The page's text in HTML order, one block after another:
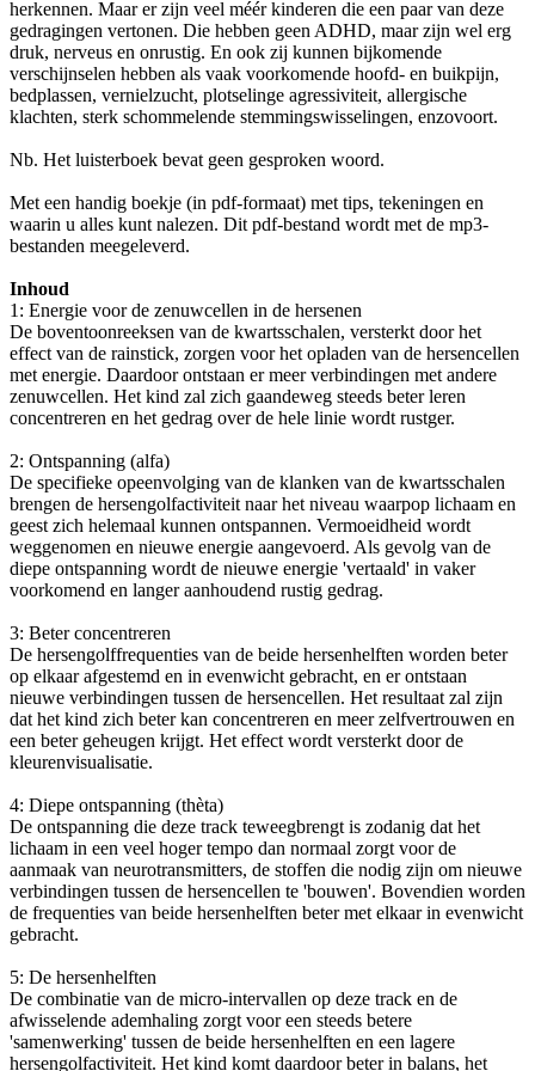
herkennen. Maar er zijn veel méér kinderen die een paar van deze
gedragingen vertonen. Die hebben geen ADHD, maar zijn wel erg
druk, nerveus en onrustig. En ook zij kunnen bijkomende
verschijnselen hebben als vaak voorkomende hoofd- en buikpijn,
bedplassen, vernielzucht, plotselinge agressiviteit, allergische
klachten, sterk schommelende stemmingswisselingen, enzovoort.
Nb. Het luisterboek bevat geen gesproken woord.
Met een handig boekje (in pdf-formaat) met tips, tekeningen en
waarin u alles kunt nalezen. Dit pdf-bestand wordt met de mp3-
bestanden meegeleverd.
Inhoud
1: Energie voor de zenuwcellen in de hersenen
De boventoonreeksen van de kwartsschalen, versterkt door het
effect van de rainstick, zorgen voor het opladen van de hersencellen
met energie. Daardoor ontstaan er meer verbindingen met andere
zenuwcellen. Het kind zal zich gaandeweg steeds beter leren
concentreren en het gedrag over de hele linie wordt rustger.
2: Ontspanning (alfa)
De specifieke opeenvolging van de klanken van de kwartsschalen
brengen de hersengolfactiviteit naar het niveau waarpop lichaam en
geest zich helemaal kunnen ontspannen. Vermoeidheid wordt
weggenomen en nieuwe energie aangevoerd. Als gevolg van de
diepe ontspanning wordt de nieuwe energie 'vertaald' in vaker
voorkomend en langer aanhoudend rustig gedrag.
3: Beter concentreren
De hersengolffrequenties van de beide hersenhelften worden beter
op elkaar afgestemd en in evenwicht gebracht, en er ontstaan
nieuwe verbindingen tussen de hersencellen. Het resultaat zal zijn
dat het kind zich beter kan concentreren en meer zelfvertrouwen en
een beter geheugen krijgt. Het effect wordt versterkt door de
kleurenvisualisatie.
4: Diepe ontspanning (thèta)
De ontspanning die deze track teweegbrengt is zodanig dat het
lichaam in een veel hoger tempo dan normaal zorgt voor de
aanmaak van neurotransmitters, de stoffen die nodig zijn om nieuwe
verbindingen tussen de hersencellen te 'bouwen'. Bovendien worden
de frequenties van beide hersenhelften beter met elkaar in evenwicht
gebracht.
5: De hersenhelften
De combinatie van de micro-intervallen op deze track en de
afwisselende ademhaling zorgt voor een steeds betere
'samenwerking' tussen de beide hersenhelften en een lagere
hersengolfactiviteit. Het kind komt daardoor beter in balans, het